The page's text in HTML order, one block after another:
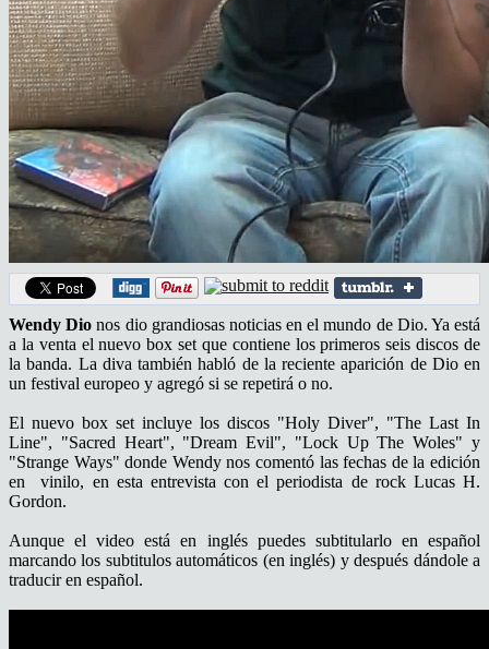
Wendy Dio nos dio grandiosas noticias en el mundo de Dio. Ya está
a la venta el nuevo box set que contiene los primeros seis discos de
la banda. La diva también habló de la reciente aparición de Dio en
un festival europeo y agregó si se repetirá o no.
El nuevo box set incluye los discos "Holy Diver", "The Last In
Line", "Sacred Heart", "Dream Evil", "Lock Up The Woles" y
"Strange Ways" donde Wendy nos comentó las fechas de la edición
en vinilo, en esta entrevista con el periodista de rock Lucas H.
Gordon.
Aunque el video está en inglés puedes subtitularlo en español
marcando los subtitulos automáticos (en inglés) y después dándole a
traducir en español.